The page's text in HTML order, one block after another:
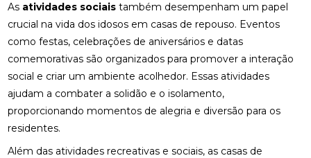
As atividades sociais também desempenham um papel
crucial na vida dos idosos em casas de repouso. Eventos
como festas, celebrações de aniversários e datas
comemorativas são organizados para promover a interação
social e criar um ambiente acolhedor. Essas atividades
ajudam a combater a solidão e o isolamento,
proporcionando momentos de alegria e diversão para os
residentes.
Além das atividades recreativas e sociais, as casas de